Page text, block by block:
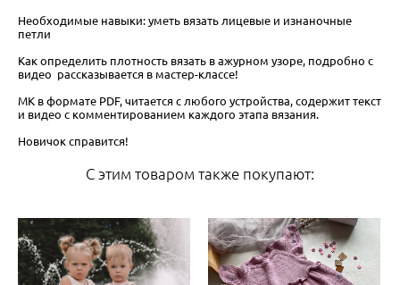
Необходимые навыки: уметь вязать лицевые и изнаночные
петли
Как определить плотность вязать в ажурном узоре, подробно с
видео рассказывается в мастер-классе!
МК в формате PDF, читается с любого устройства, содержит текст
и видео с комментированием каждого этапа вязания.
Новичок справится!
С этим товаром также покупают: